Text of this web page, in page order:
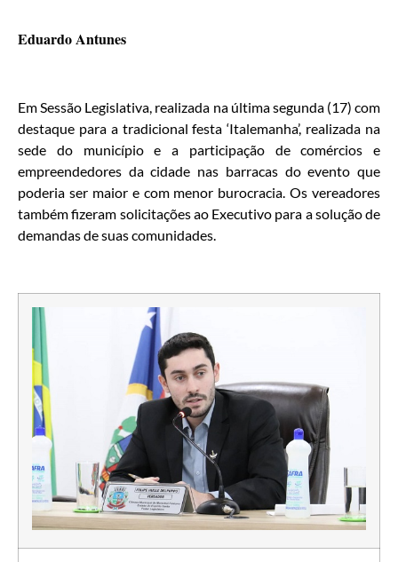
Eduardo Antunes
Em Sessão Legislativa, realizada na última segunda (17) com
destaque para a tradicional festa ‘Italemanha’, realizada na
sede do município e a participação de comércios e
empreendedores da cidade nas barracas do evento que
poderia ser maior e com menor burocracia. Os vereadores
também fizeram solicitações ao Executivo para a solução de
demandas de suas comunidades.